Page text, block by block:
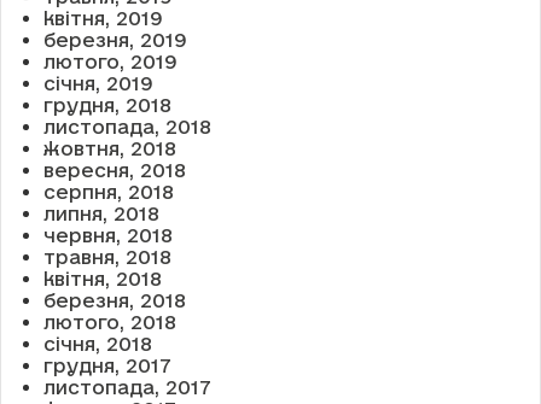
квітня, 2019
березня, 2019
лютого, 2019
січня, 2019
грудня, 2018
листопада, 2018
жовтня, 2018
вересня, 2018
серпня, 2018
липня, 2018
червня, 2018
травня, 2018
квітня, 2018
березня, 2018
лютого, 2018
січня, 2018
грудня, 2017
листопада, 2017